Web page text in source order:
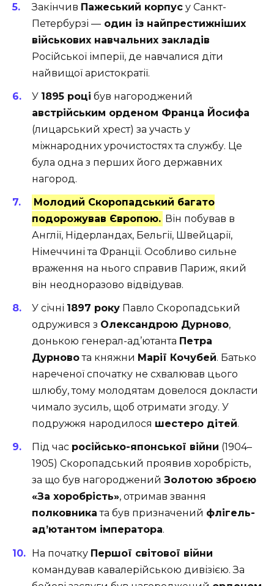
Закінчив Пажеський корпус у Санкт-
Петербурзі — один із найпрестижніших
військових навчальних закладів
Російської імперії, де навчалися діти
найвищої аристократії.
У 1895 році був нагороджений
австрійським орденом Франца Йосифа
(лицарський хрест) за участь у
міжнародних урочистостях та службу. Це
була одна з перших його державних
нагород.
Молодий Скоропадський багато
подорожував Європою. Він побував в
Англії, Нідерландах, Бельгії, Швейцарії,
Німеччині та Франції. Особливо сильне
враження на нього справив Париж, який
він неодноразово відвідував.
У січні 1897 року Павло Скоропадський
одружився з Олександрою Дурново,
донькою генерал-ад’ютанта Петра
Дурновота княжни Марії Кочубей. Батько
нареченої спочатку не схвалював цього
шлюбу, тому молодятам довелося докласти
чимало зусиль, щоб отримати згоду. У
подружжя народилося шестеро дітей.
Під час російсько-японської війни (1904–
1905) Скоропадський проявив хоробрість,
за що був нагороджений Золотою зброєю
«За хоробрість», отримав звання
полковника та був призначений флігель-
ад’ютантом імператора.
На початку Першої світової війни
командував кавалерійською дивізією. За